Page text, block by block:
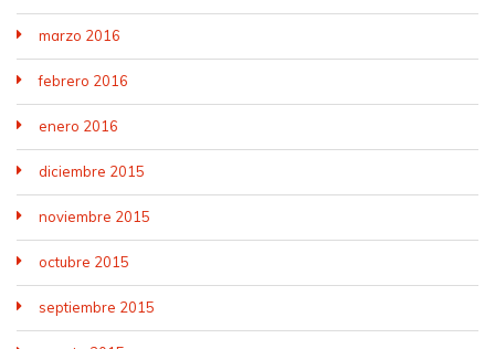
marzo 2016
febrero 2016
enero 2016
diciembre 2015
noviembre 2015
octubre 2015
septiembre 2015